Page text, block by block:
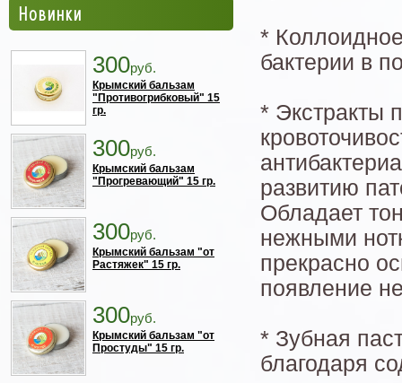
Новинки
300руб.
Крымский бальзам
"Противогрибковый" 15
гр.
300руб.
Крымский бальзам
"Прогревающий" 15 гр.
300руб.
Крымский бальзам "от
Растяжек" 15 гр.
300руб.
Крымский бальзам "от
Простуды" 15 гр.
*
бактерии в
* Экстракты
развитию
Обладает
нежными
прекрасно
появление
* Зубная
благодаря